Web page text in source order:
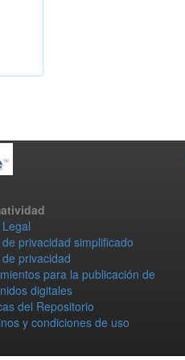
privacidad simplificado
privacidad
para la publicación de
digitales
del Repositorio
y condiciones de uso